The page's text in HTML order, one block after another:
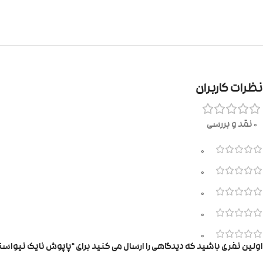
نظرات کاربران
0 نقد و بررسی
0
0
0
0
0
اولین نفری باشید که دیدگاهی را ارسال می کنید برای “پاپوش نایک